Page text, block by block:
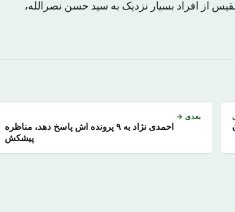
از افراد بسیار نزدیک به سید حسن نصرالله،
بعدی →
احمدی ن‍ژاد به ۹ پرونده اش پاسخ دهد، مناظره
پیشکش